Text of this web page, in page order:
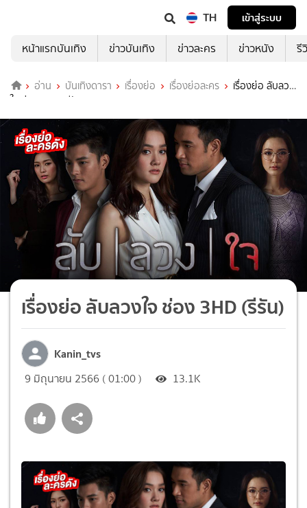
TH
เข้าสู่ระบบ
หน้าแรกบันเทิง
ข่าวบันเทิง ข่าวละคร ข่าวหนัง รี
อ่าน บันเทิงดารา เรื่องย่อ เรื่องย่อละคร
เรื่องย่อ ลับลวง
ใจ ช่อง 3HD (รีรัน)
เรื่องย่อ ลับลวงใจ ช่อง 3HD (รีรัน)
Kanin_tvs
9 มิถุนายน 2566 ( 01:00 ) 13.1K